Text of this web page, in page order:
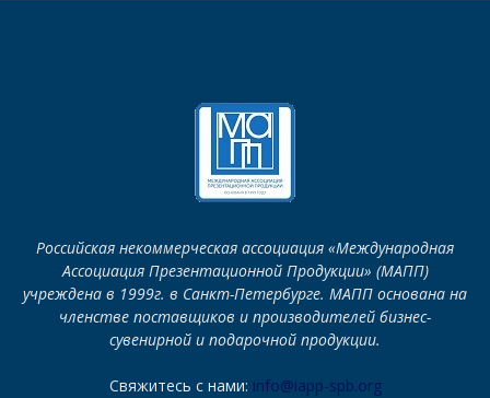
Российская некоммерческая ассоциация «Международная
Ассоциация Презентационной Продукции» (МАПП)
учреждена в 1999г. в Санкт-Петербурге. МАПП основана на
членстве поставщиков и производителей бизнес-
сувенирной и подарочной продукции.
Свяжитесь с нами: info@iapp-spb.org